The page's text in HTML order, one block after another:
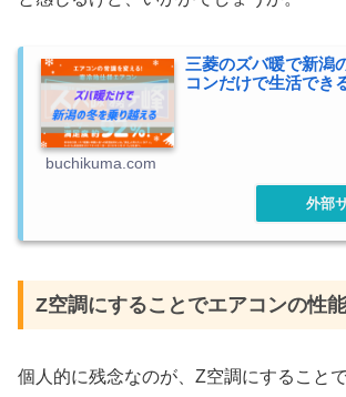
三菱のズバ暖で新潟
コンだけで生活でき
buchikuma.com
Z空調にすることでエアコンの性
個人的に残念なのが、Z空調にすること